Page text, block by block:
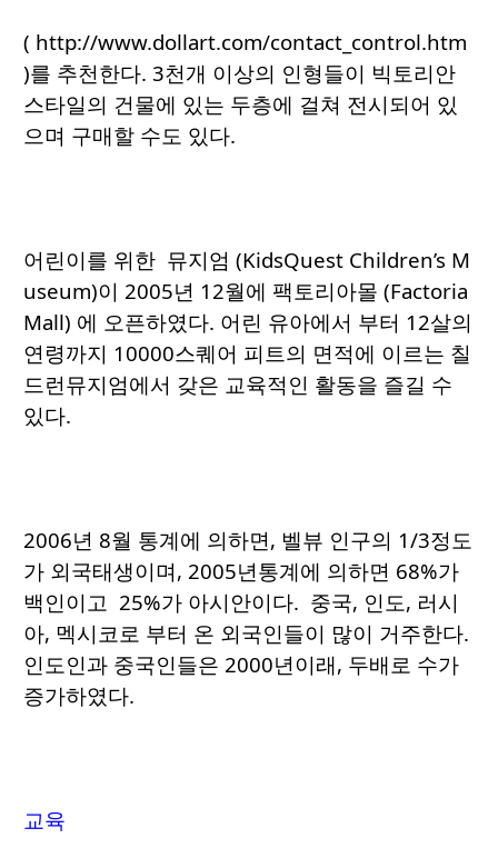
( http://www.dollart.com/contact_control.htm
)를 추천한다. 3천개 이상의 인형들이 빅토리안
스타일의 건물에 있는 두층에 걸쳐 전시되어 있
으며 구매할 수도 있다.
어린이를 위한 뮤지엄 (KidsQuest Children’s M
useum)이 2005년 12월에 팩토리아몰 (Factoria
Mall) 에 오픈하였다. 어린 유아에서 부터 12살의
연령까지 10000스퀘어 피트의 면적에 이르는 칠
드런뮤지엄에서 갖은 교육적인 활동을 즐길 수
있다.
2006년 8월 통계에 의하면, 벨뷰 인구의 1/3정도
가 외국태생이며, 2005년통계에 의하면 68%가
백인이고 25%가 아시안이다. 중국, 인도, 러시
아, 멕시코로 부터 온 외국인들이 많이 거주한다.
인도인과 중국인들은 2000년이래, 두배로 수가
증가하였다.
교육